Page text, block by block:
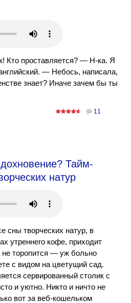
Кто проставляется? — Н-ка. Я
— Небось, написала,
знает? Иначе зачем бы ты
11
Тайм-
натур
сны творческих натур, в
утреннего кофе, приходит
торопится — уж больно
с видом на цветущий сад.
сервированный столик с
и уютно. Никто и ничто не
вот за веб-кошельком